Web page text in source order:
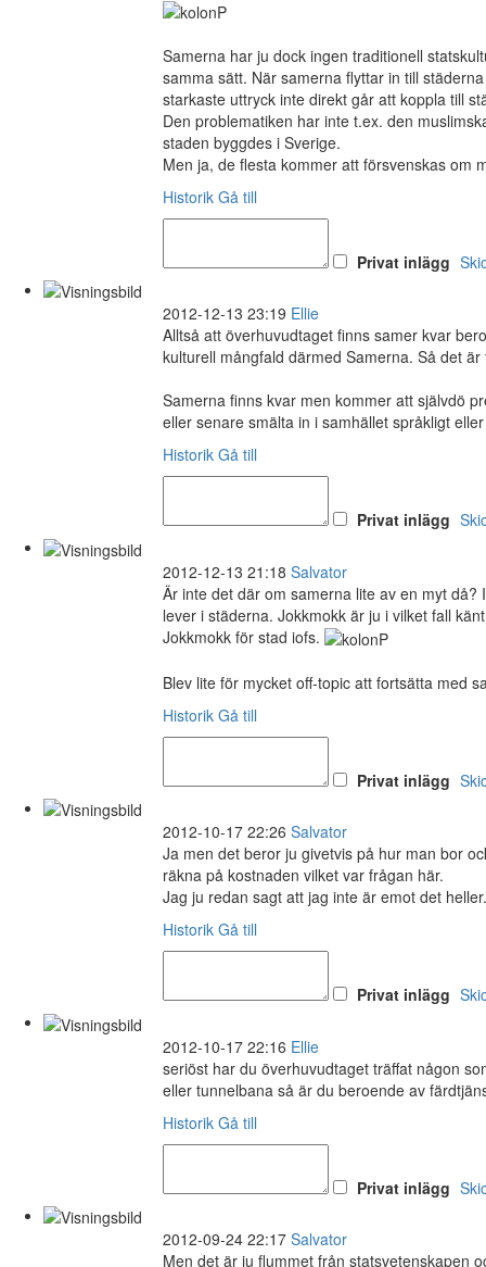
Samerna har ju dock ingen traditionell
samma sätt. När samerna flyttar in till
starkaste uttryck inte direkt går att koppla till
Den problematiken har inte t.ex. den
staden byggdes i Sverige.
Men ja, de flesta kommer att försvenskas om
Historik Gå till
Privat inlägg
2012-12-13 23:19 Ellie
Alltså att överhuvudtaget finns samer kvar
kulturell mångfald därmed Samerna. Så det
Samerna finns kvar men kommer att självdö
eller senare smälta in i samhället språkligt
Historik Gå till
Privat inlägg
2012-12-13 21:18 Salvator
Är inte det där om samerna lite av en myt
lever i städerna. Jokkmokk är ju i vilket fall
Jokkmokk för stad iofs.
Blev lite för mycket off-topic att fortsätta med
Historik Gå till
Privat inlägg
2012-10-17 22:26 Salvator
Ja men det beror ju givetvis på hur man bor
räkna på kostnaden vilket var frågan här.
Jag ju redan sagt att jag inte är emot det heller.
Historik Gå till
Privat inlägg
2012-10-17 22:16 Ellie
seriöst har du överhuvudtaget träffat någon
eller tunnelbana så är du beroende av
Historik Gå till
Privat inlägg
2012-09-24 22:17 Salvator
Men det är ju flummet från statsvetenskapen